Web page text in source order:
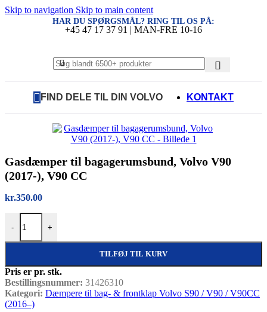
Skip to navigation Skip to main content
HAR DU SPØRGSMÅL? RING TIL OS PÅ:
+45 47 17 37 91 | MAN-FRE 10-16
FIND DELE TIL DIN VOLVO KONTAKT
Gasdæmper til bagagerumsbund, Volvo V90
(2017-), V90 CC
kr.350.00
-
Gasdæmper til bagagerumsbund, Volvo V90 (2017-), V90 CC antal
+
TILFØJ TIL KURV
Pris er pr. stk.
Bestillingsnummer: 31426310
Kategori: Dæmpere til bag- & frontklap Volvo S90 / V90 / V90CC
(2016–)